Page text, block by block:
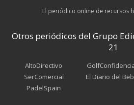
El periódico online de recursos
Otros periódicos del Grupo
21
AltoDirectivo
SerComercial
PadelSpain
El Diario del